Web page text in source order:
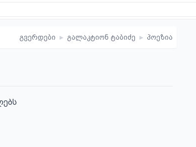
გვერდები ▸ გალაკტიონ ტაბიძე ▸ პოეზია